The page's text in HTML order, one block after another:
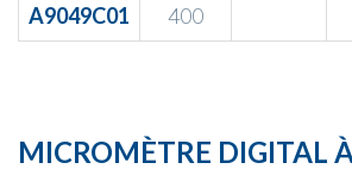
A9049C01
400
MICROMÈTRE DIGITAL